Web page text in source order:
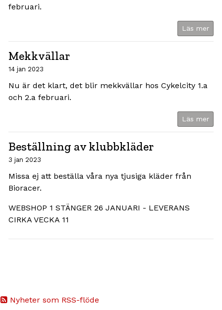
Nyheter som RSS-flöde
februari.
Läs mer
Mekkvällar
14 jan 2023
Nu är det klart, det blir mekkvällar hos Cykelcity 1.a
och 2.a februari.
Läs mer
Beställning av klubbkläder
3 jan 2023
Missa ej att beställa våra nya tjusiga kläder från
Bioracer.
WEBSHOP 1 STÄNGER 26 JANUARI - LEVERANS
CIRKA VECKA 11